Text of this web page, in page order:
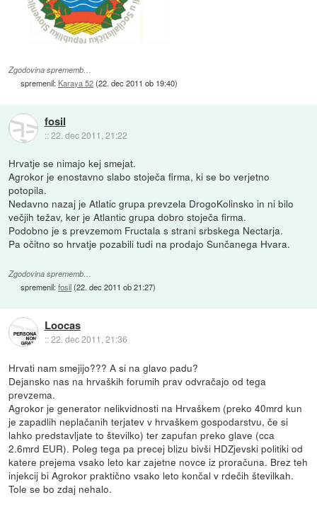
Zgodovina sprememb…
spremenil: Karaya 52(22. dec 2011 ob 19:40)
fosil
::22. dec 2011, 21:22
Hrvatje se nimajo kej smejat.
Agrokor je enostavno slabo stoječa firma, ki se bo verjetno
potopila.
Nedavno nazaj je Atlatic grupa prevzela DrogoKolinsko in ni bilo
večjih težav, ker je Atlantic grupa dobro stoječa firma.
Podobno je s prevzemom Fructala s strani srbskega Nectarja.
Pa očitno so hrvatje pozabili tudi na prodajo Sunčanega Hvara.
Zgodovina sprememb…
spremenil:fosil(22. dec 2011 ob 21:27)
Loocas
::22. dec 2011, 21:36
Hrvati nam smejijo??? A si na glavo padu?
Dejansko nas na hrvaških forumih prav odvračajo od tega
prevzema.
Agrokor je generator nelikvidnosti na Hrvaškem (preko 40mrd kun
je zapadlih neplačanih terjatev v hrvaškem gospodarstvu, če si
lahko predstavljate to številko) ter zapufan preko glave (cca
2.6mrd EUR). Poleg tega pa precej blizu bivši HDZjevski politiki od
katere prejema vsako leto kar zajetne novce iz proračuna. Brez teh
injekcij bi Agrokor praktično vsako leto končal v rdečih številkah.
Tole se bo zdaj nehalo.